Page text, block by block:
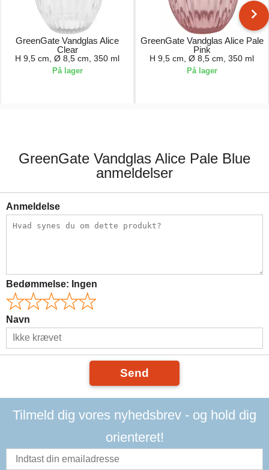
GreenGate Vandglas Alice
Clear
H 9,5 cm, Ø 8,5 cm, 350 ml
På lager
GreenGate Vandglas Alice Pale
Pink
H 9,5 cm, Ø 8,5 cm, 350 ml
På lager
GreenGate Vandglas Alice Pale Blue
anmeldelser
Anmeldelse
Bedømmelse: Ingen
Navn
Send
Tilmeld dig vores nyhedsbrev - og hold dig
orienteret!